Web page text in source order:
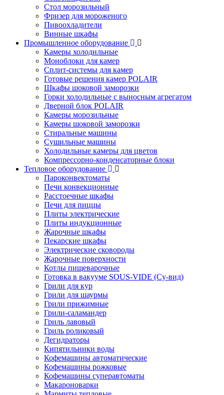
Стол морозильный
Фризер для мороженого
Пивоохладители
Винные шкафы
Промышленное оборудование
Камеры холодильные
Моноблоки для камер
Сплит-системы для камер
Готовые решения камер POLAIR
Шкафы шоковой заморозки
Горки холодильные с выносным агрегатом
Дверной блок POLAIR
Камеры морозильные
Камеры шоковой заморозки
Стиральные машины
Сушильные машины
Холодильные камеры для цветов
Компрессорно-конденсаторные блоки
Тепловое оборудование
Пароконвектоматы
Печи конвекционные
Расстоечные шкафы
Печи для пиццы
Плиты электрические
Плиты индукционные
Жарочные шкафы
Пекарские шкафы
Электрические сковороды
Жарочные поверхности
Котлы пищеварочные
Готовка в вакууме SOUS-VIDE (Су-вид)
Грили для кур
Грили для шаурмы
Грили прижимные
Грили-саламандер
Гриль лавовый
Гриль роликовый
Дегидраторы
Кипятильники воды
Кофемашины автоматические
Кофемашины рожковые
Кофемашины суперавтоматы
Макароноварки